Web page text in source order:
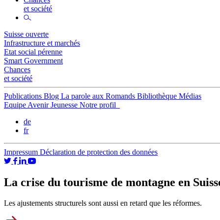
et société
Suisse ouverte
Infrastructure et marchés
Etat social pérenne
Smart Government
Chances
et société
Publications Blog La parole aux Romands Bibliothèque Médias
Equipe Avenir Jeunesse Notre profil
de
fr
Impressum Déclaration de protection des données
La crise du tourisme de montagne en
Les ajustements structurels sont aussi en retard que les réformes.